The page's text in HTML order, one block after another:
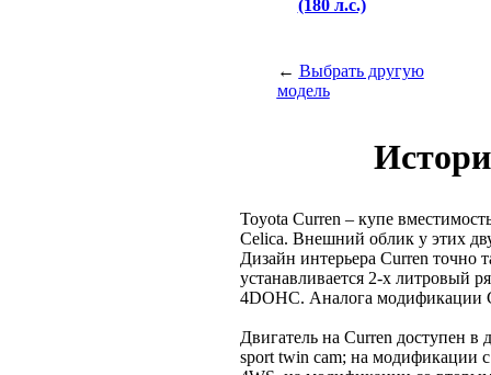
(180 л.с.)
← Выбрать другую
модель
Toyota Curren – купе
Celica. Внешний облик у этих
Дизайн интерьера Curren точно
устанавливается 2-х литровый
4DOHC. Аналога модификации
Двигатель на Curren доступен
sport twin cam; на модификации